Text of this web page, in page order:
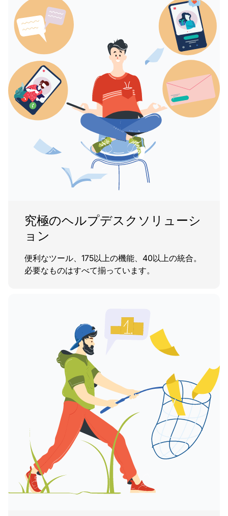
究極のヘルプデスクソリューシ
ョン
便利なツール、175以上の機能、40以上の統合。
必要なものはすべて揃っています。